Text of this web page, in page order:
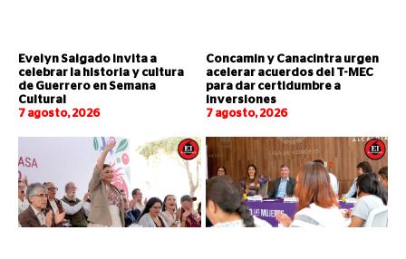
Evelyn Salgado invita a
celebrar la historia y cultura
de Guerrero en Semana
Cultural
7 agosto, 2026
Concamin y Canacintra urgen
acelerar acuerdos del T-MEC
para dar certidumbre a
inversiones
7 agosto, 2026